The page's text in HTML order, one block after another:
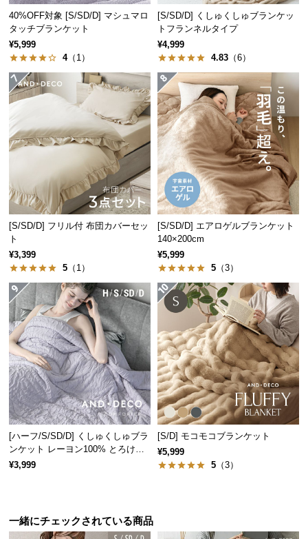
て
保
証
に
つ
規
約
に
い
て
お
客
様
サ
ポ
ー
ト
お
40%OFF対象 [S/SD/D] マシュマロ
タッチブランケット
¥5,999
4（1）
[S/SD/D] くしゅくしゅブランケッ
トフランネルタイプ
¥4,999
4.83 （6）
[S/SD/D] フリル付 布団カバーセッ
ト
¥3,399
5 （1）
[S/SD/D] エアロゲルブランケット
140×200cm
¥5,999
5 （3）
[ハーフ/S/SD/D] くしゅくしゅブラ
ンケット レーヨン100% とろける
肌触り
¥3,999
[S/D] モコモコブランケット
¥5,999
5 （3）
一緒にチェックされている商品